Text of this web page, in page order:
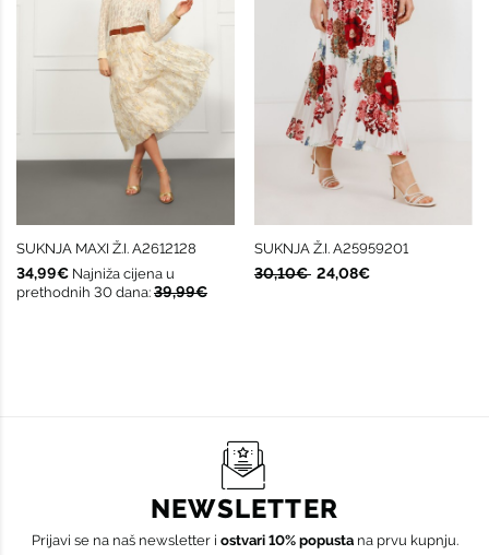
SUKNJA MAXI Ž.I. A2612128
34,99€ Najniža cijena u
prethodnih 30 dana: 39,99€
SUKNJA Ž.I. A25959201
30,10€ 24,08€
NEWSLETTER
Prijavi se na naš newsletter i ostvari 10% popustana prvu kupnju.